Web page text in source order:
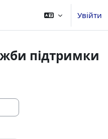
Увійти
підтримки